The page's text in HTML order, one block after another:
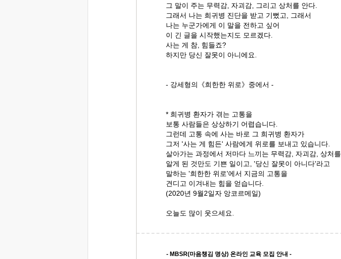
그 말이 주는 무력감, 자괴감, 그리고 상처를 안다.
그래서 나는 희귀병 진단을 받고 기뻤고, 그래서
나는 누군가에게 이 말을 전하고 싶어
이 긴 글을 시작했는지도 모르겠다.
사는 게 참, 힘들죠?
하지만 당신 잘못이 아니에요.
- 강세형의《희한한 위로》중에서 -
* 희귀병 환자가 겪는 고통을
보통 사람들은 상상하기 어렵습니다.
그런데 고통 속에 사는 바로 그 희귀병 환자가
그저 '사는 게 힘든' 사람에게 위로를 보내고 있습니다.
살아가는 과정에서 저마다 느끼는 무력감, 자괴감, 상처를
알게 된 것만도 기쁜 일이고, '당신 잘못이 아니다'라고
말하는 '희한한 위로'에서 지금의 고통을
견디고 이겨내는 힘을 얻습니다.
(2020년 9월2일자 앙코르메일)
오늘도 많이 웃으세요.
- MBSR(마음챙김 명상) 온라인 교육 모집 안내 -